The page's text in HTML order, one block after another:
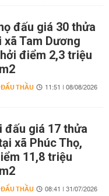
đấu giá 30 thửa
Tam Dương
điểm 2,3 triệu
THẦU 11:51 | 08/08/2026
đấu giá 17 thửa
xã Phúc Thọ,
11,8 triệu
THẦU 08:41 | 31/07/2026